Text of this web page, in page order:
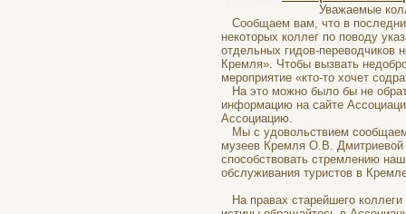
Уважаемые
Сообщаем вам, что в
некоторых коллег по поводу
отдельных гидов-переводчиков
Кремля». Чтобы вызвать
мероприятие «кто-то хочет
На это можно было бы не
информацию на сайте
Ассоциацию.
Мы с удовольствием сообщаем,
музеев Кремля О.В.
способствовать стремлению
обслуживания туристов в
На правах старейшего